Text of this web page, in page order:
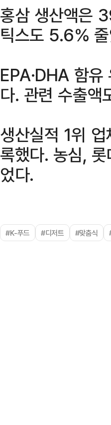
홍삼 생산액은
틱스도 5.6%
EPA·DHA 함
다. 관련 수출
생산실적 1위
록했다. 농심,
었다.
#K-푸드 #디저트 #맞춤식